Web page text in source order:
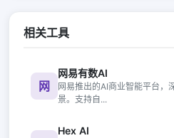
相关工具
网
网易有数AI
网易推出的AI商业智能平台，
景。支持自...
Hex AI